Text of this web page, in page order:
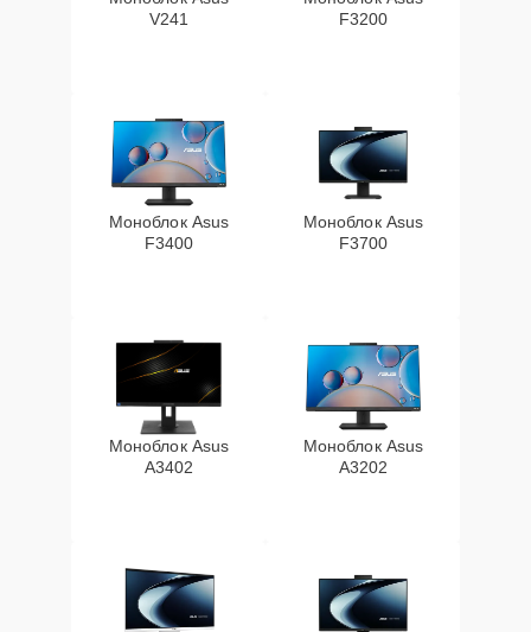
V241
F3200
Моноблок Asus
F3400
Моноблок Asus
F3700
Моноблок Asus
A3402
Моноблок Asus
A3202